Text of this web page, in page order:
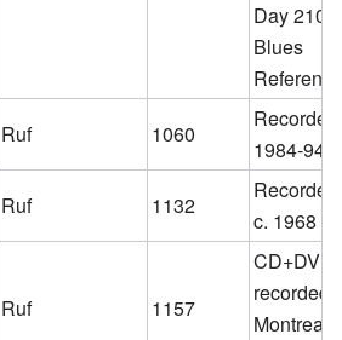
Day 210,
Blues
Ruf 1060
Recorded
1984-94
Ruf 1132
Recorded
c. 1968
Ruf 1157
CD+DVD
recorded
Montreal,